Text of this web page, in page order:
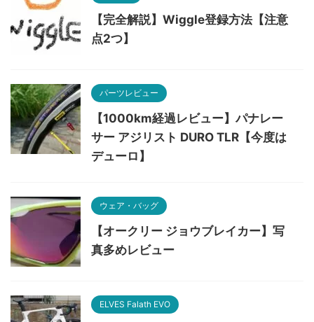
【完全解説】Wiggle登録方法【注意
点2つ】
パーツレビュー
【1000km経過レビュー】パナレー
サー アジリスト DURO TLR【今度は
デューロ】
ウェア・バッグ
【オークリー ジョウブレイカー】写
真多めレビュー
ELVES Falath EVO